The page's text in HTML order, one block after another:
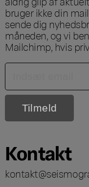
bruger ikke din
sende dig
måneden, og vi
Mailchimp, hvis
Kontakt